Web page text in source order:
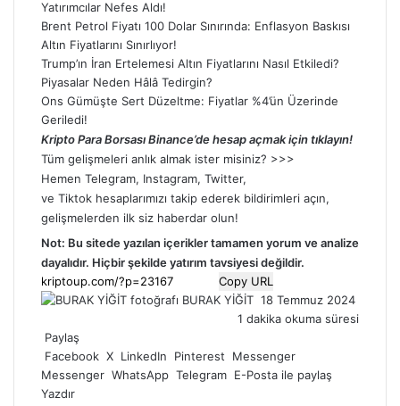
Yatırımcılar Nefes Aldı!
Brent Petrol Fiyatı 100 Dolar Sınırında: Enflasyon Baskısı
Altın Fiyatlarını Sınırlıyor!
Trump’ın İran Ertelemesi Altın Fiyatlarını Nasıl Etkiledi?
Piyasalar Neden Hâlâ Tedirgin?
Ons Gümüşte Sert Düzeltme: Fiyatlar %4’ün Üzerinde
Geriledi!
Kripto Para Borsası Binance’de hesap açmak için tıklayın!
Tüm gelişmeleri anlık almak ister misiniz? >>>
Hemen Telegram, Instagram, Twitter,
ve Tiktok hesaplarımızı takip ederek bildirimleri açın,
gelişmelerden ilk siz haberdar olun!
Not: Bu sitede yazılan içerikler tamamen yorum ve analize
dayalıdır. Hiçbir şekilde yatırım tavsiyesi değildir.
Copy URL
BURAK YİĞİT Bir
e-
göndermek
18 Temmuz 2024
1 dakika okuma süresi
Paylaş
Facebook X LinkedIn Pinterest
Messenger
Messenger WhatsApp Telegram E-Posta ile paylaş
Yazdır